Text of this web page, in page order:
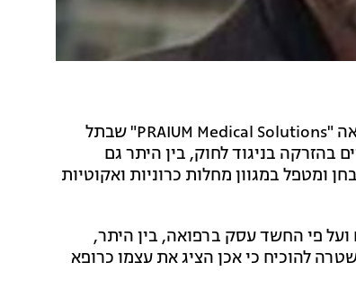
המשטרה ומשרד הבריאות עצרו היום (שלישי) את מנהלת המרפאה "PRAIUM Medical Solutions" שבתל
בהזרקה בניגוד לחוק, בין היתר גם
ומטפל במגוון מחלות כרוניות ואקוטיות
ועל פי החשד עסק ברפואה, בין היתר,
להוכיח כי אכן הציג את עצמו כרופא